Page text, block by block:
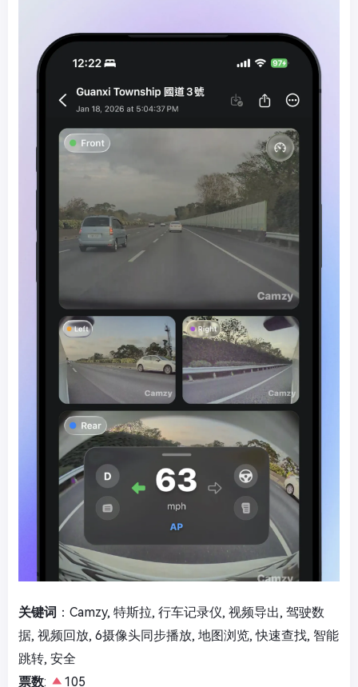
关键词 ：Camzy, 特斯拉, 行车记录仪, 视频导出, 驾驶数
据, 视频回放, 6摄像头同步播放, 地图浏览, 快速查找, 智能
跳转, 安全
票数: 105